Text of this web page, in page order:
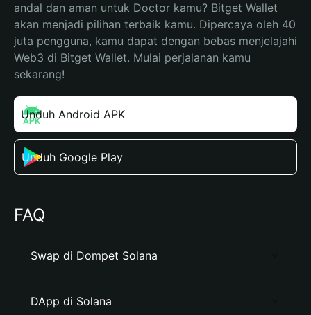
andal dan aman untuk Doctor kamu? Bitget Wallet
akan menjadi pilihan terbaik kamu. Dipercaya oleh 40
juta pengguna, kamu dapat dengan bebas menjelajahi
Web3 di Bitget Wallet. Mulai perjalanan kamu
sekarang!
Unduh Android APK
Unduh Google Play
FAQ
Swap di Dompet Solana
DApp di Solana